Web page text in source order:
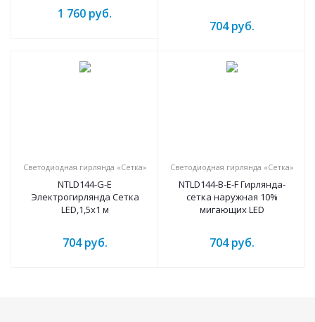
1 760 руб.
704руб.
Светодиодная гирлянда «Сетка»
NTLD144-G-E
Электрогирлянда Сетка
LED,1,5х1 м
704руб.
Светодиодная гирлянда «Сетка»
NTLD144-B-E-F Гирлянда-
сетка наружная 10%
мигающих LED
704руб.